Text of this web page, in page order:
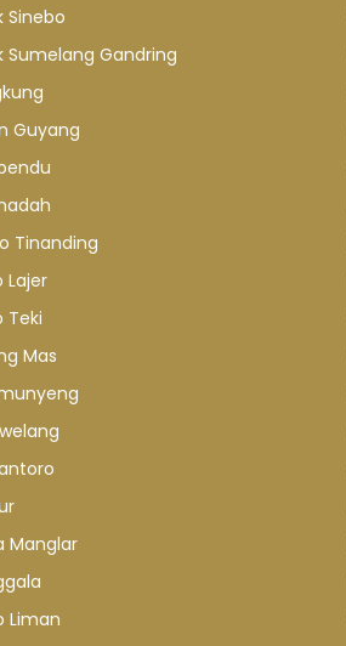
Sinebo
Sumelang Gandring
Guyang
Tinanding
Lajer
Teki
Mas
Manglar
Liman